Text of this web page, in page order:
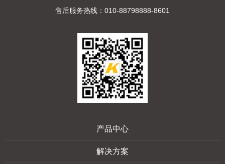
售后服务热线：010-88798888-8601
产品中心
解决方案